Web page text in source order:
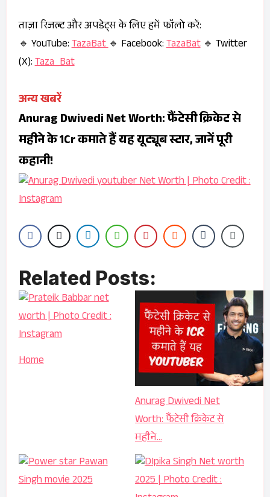
ताज़ा रिजल्ट और अपडेट्स के लिए हमें फॉलो करें:
🔹 YouTube:TazaBat🔹 Facebook:TazaBat🔹 Twitter
(X):Taza_Bat
अन्य खबरें
Anurag Dwivedi Net Worth: फैंटेसी क्रिकेट से
महीने के 1Cr कमाते हैं यह यूट्यूब स्टार, जानें पूरी
कहानी!
Related Posts:
Home
Anurag Dwivedi Net
Worth: फैंटेसी क्रिकेट से
महीने…